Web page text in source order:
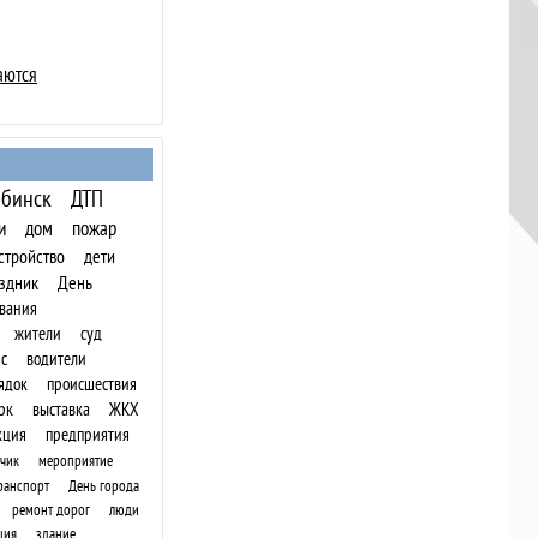
ДТП
дом пожар
дети
День
жители
суд
водители
происшествия
выставка
ЖКХ
предприятия
мероприятие
День города
ремонт дорог
люди
здание